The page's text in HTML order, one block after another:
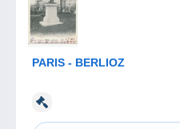
PARIS - BERLIOZ